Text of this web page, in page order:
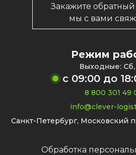
Закажите
мы с вами
Режим
Выходные: Сб,
с 09:00до
8 800 301 49
info@clever-
Санкт-Петербург, Московский
Обработка